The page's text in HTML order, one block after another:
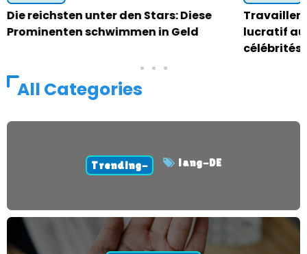
Die reichsten unter den Stars: Diese
Prominenten schwimmen in Geld
Travailler
lucratif au
célébrités
All Categories
Trending- lang-DE